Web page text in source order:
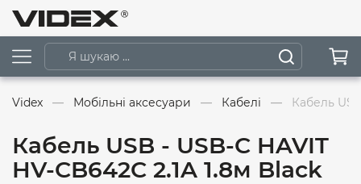
Videx Мобільні аксесуари Кабелі Кабель
Кабель USB - USB-C HAVIT
HV-CB642C 2.1A 1.8м Black